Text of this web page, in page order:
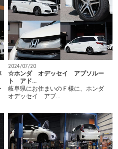
2024/07/20
☆ホンダ オデッセイ アブソルー
ト アド…
岐阜県にお住まいのＦ様に、ホンダ
オデッセイ アブ…